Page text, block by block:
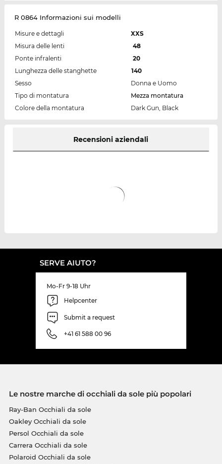
R 0864 Informazioni sui modelli
Misure e dettagli
XXS
Misura delle lenti
48
Ponte infralenti
20
Lunghezza delle stanghette
140
Sesso
Donna e Uomo
Tipo di montatura
Mezza montatura
Colore della montatura
Dark Gun, Black
Recensioni aziendali
SERVE AIUTO?
Mo-Fr 9-18 Uhr
Helpcenter
Submit a request
+41 61 588 00 96
Le nostre marche di occhiali da sole più popolari
Ray-Ban Occhiali da sole
Oakley Occhiali da sole
Persol Occhiali da sole
Carrera Occhiali da sole
Polaroid Occhiali da sole